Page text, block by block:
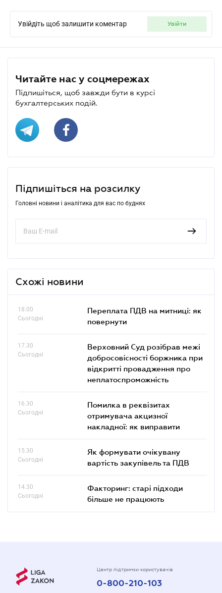
Увійдіть щоб залишити коментар увійти
Читайте нас у соцмережах
Підпишіться, щоб завжди бути в курсі
бухгалтерських подій.
Підпишіться на розсилку
Головні новини і аналітика для вас по буднях
Схожі новини
18.00
Сьогодні
Переплата ПДВ на митниці: як
повернути
17.30
Сьогодні
Верховний Суд розібрав межі
добросовісності боржника при
відкритті провадження про
неплатоспроможність
16.30
Сьогодні
Помилка в реквізитах
отримувача акцизної
накладної: як виправити
15.30
Сьогодні
Як формувати очікувану
вартість закупівель та ПДВ
14.30
Сьогодні
Факторинг: старі підходи
більше не працюють
Центр підтримки користувачів
0-800-210-103